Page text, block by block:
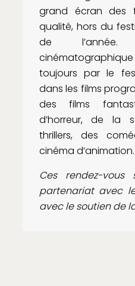
grand écran des
qualité, hors du
de
toujours par le
dans les films
des films
d’horreur, de la
thrillers, des
cinéma d’animation.
Ces rendez-vous
partenariat avec
avec le soutien de